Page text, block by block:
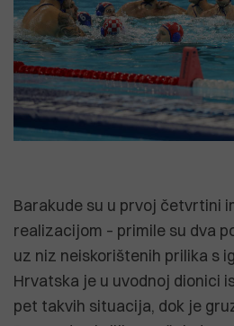
Barakude su u prvoj četvrtini
realizacijom – primile su dva
uz niz neiskorištenih prilika s
Hrvatska je u uvodnoj dionici
pet takvih situacija, dok je